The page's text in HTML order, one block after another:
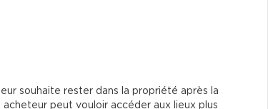
souhaite rester dans la propriété après la
peut vouloir accéder aux lieux plus